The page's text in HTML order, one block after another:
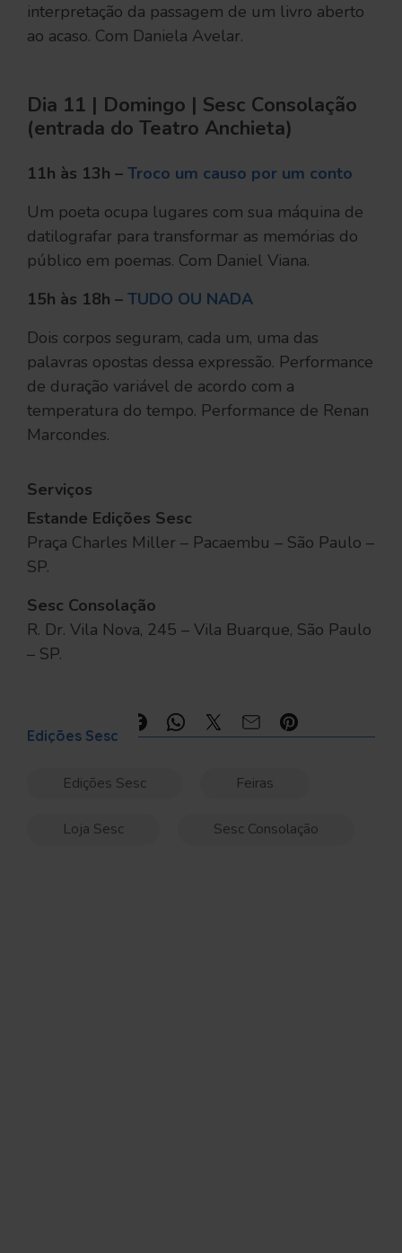
interpretação da passagem de um livro aberto
ao acaso. Com Daniela Avelar.
Dia 11 | Domingo | Sesc Consolação
(entrada do Teatro Anchieta)
11h às 13h – Troco um causo por um conto
Um poeta ocupa lugares com sua máquina de
datilografar para transformar as memórias do
público em poemas. Com Daniel Viana.
15h às 18h – TUDO OU NADA
Dois corpos seguram, cada um, uma das
palavras opostas dessa expressão. Performance
de duração variável de acordo com a
temperatura do tempo. Performance de Renan
Marcondes.
Serviços
Estande Edições Sesc
Praça Charles Miller – Pacaembu – São Paulo –
SP.
Sesc Consolação
R. Dr. Vila Nova, 245 – Vila Buarque, São Paulo
– SP.
Edições Sesc
Edições Sesc Feiras
Loja Sesc Sesc Consolação